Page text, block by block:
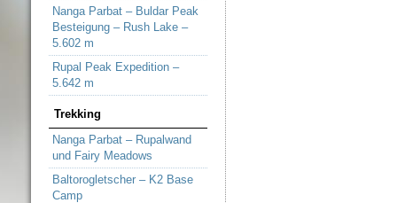
Nanga Parbat – Buldar Peak
Besteigung – Rush Lake –
5.602 m
Rupal Peak Expedition –
5.642 m
Trekking
Nanga Parbat – Rupalwand
und Fairy Meadows
Baltorogletscher – K2 Base
Camp